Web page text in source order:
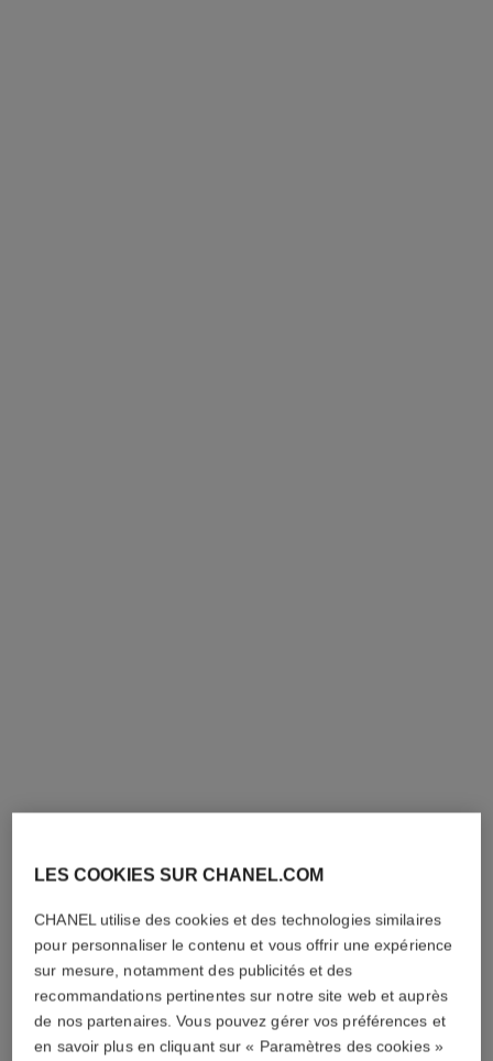
LES COOKIES SUR CHANEL.COM
CHANEL utilise des cookies et des technologies similaires
pour personnaliser le contenu et vous offrir une expérience
sur mesure, notamment des publicités et des
recommandations pertinentes sur notre site web et auprès
de nos partenaires. Vous pouvez gérer vos préférences et
en savoir plus en cliquant sur « Paramètres des cookies »